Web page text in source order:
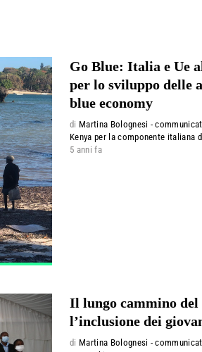
Go Blue: Italia e Ue
per lo sviluppo delle
blue economy
di Martina Bolognesi -
Kenya per la componente italiana
5 anni fa
Il lungo cammino del
l’inclusione dei
di Martina Bolognesi -